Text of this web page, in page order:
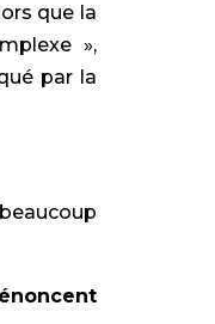
que la
»,
par la